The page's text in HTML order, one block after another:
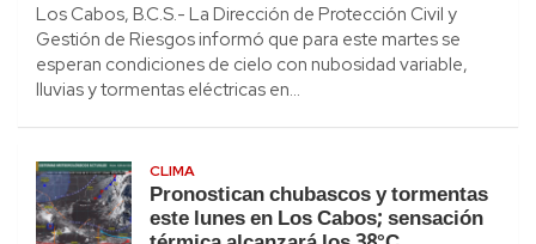
Los Cabos, B.C.S.- La Dirección de Protección Civil y
Gestión de Riesgos informó que para este martes se
esperan condiciones de cielo con nubosidad variable,
lluvias y tormentas eléctricas en…
CLIMA
Pronostican chubascos y tormentas
este lunes en Los Cabos; sensación